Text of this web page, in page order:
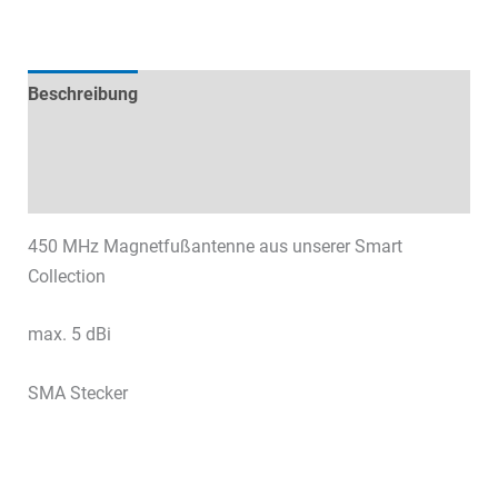
Beschreibung
450 MHz Magnetfußantenne aus unserer Smart
Collection
max. 5 dBi
SMA Stecker